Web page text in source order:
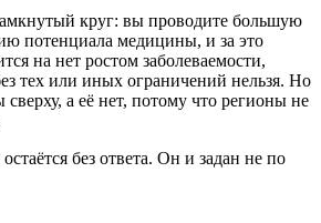
круг: вы проводите большую
потенциала медицины, и за это
на нет ростом заболеваемости,
тех или иных ограничений нельзя. Но
сверху, а её нет, потому что регионы не
без ответа. Он и задан не по